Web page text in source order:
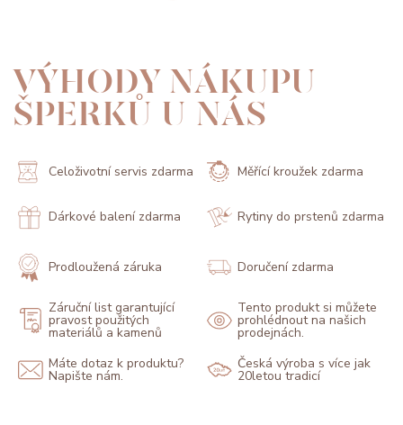
VÝHODY NÁKUPU
ŠPERKŮ U NÁS
Celoživotní servis zdarma Měřící kroužek zdarma
Dárkové balení zdarma Rytiny do prstenů zdarma
Prodloužená záruka Doručení zdarma
Záruční list garantující
pravost použitých
materiálů a kamenů
Tento produkt si můžete
prohlédnout na našich
prodejnách.
Máte dotaz k produktu?
Napište nám.
Česká výroba s více jak
20letou tradicí